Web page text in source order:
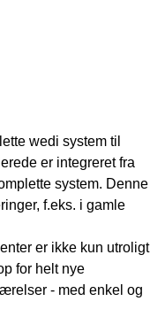
wedi system til
er integreret fra
system. Denne
f.eks. i gamle
er ikke kun utroligt
for helt nye
- med enkel og